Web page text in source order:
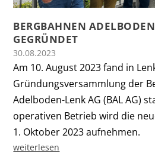
BERGBAHNEN
GEGRÜNDET
30.08.2023
Am 10. August 2023 fand in
Gründungsversammlung der
Adelboden-Lenk AG (BAL AG)
operativen Betrieb wird die
1. Oktober 2023 aufnehmen.
weiterlesen